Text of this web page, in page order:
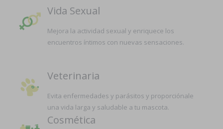
Vida Sexual
Mejora la actividad sexual y enriquece los
encuentros íntimos con nuevas sensaciones.
Veterinaria
Evita enfermedades y parásitos y proporciónale
una vida larga y saludable a tu mascota.
Cosmética